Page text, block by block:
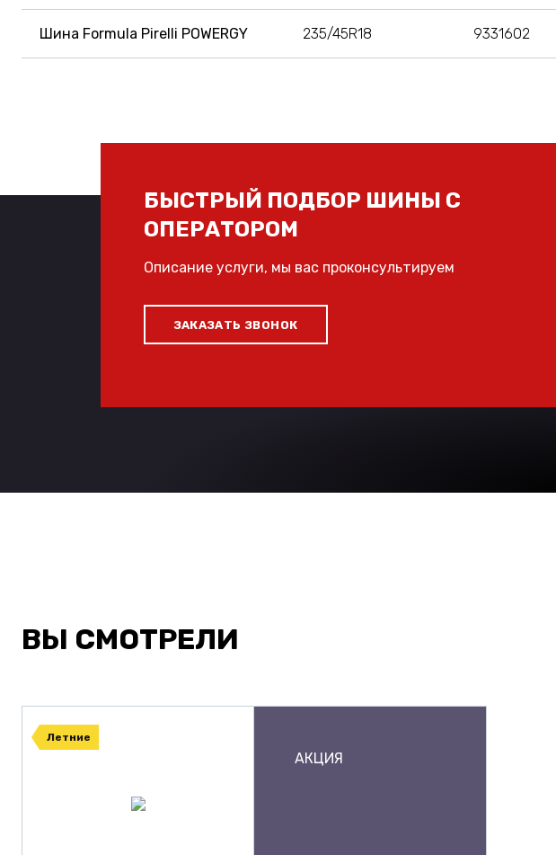
Шина Formula Pirelli POWERGY 235/45R18 9331602
БЫСТРЫЙ ПОДБОР ШИНЫ С
ОПЕРАТОРОМ
Описание услуги, мы вас проконсультируем
ЗАКАЗАТЬ ЗВОНОК
ВЫ СМОТРЕЛИ
Летние
АКЦИЯ